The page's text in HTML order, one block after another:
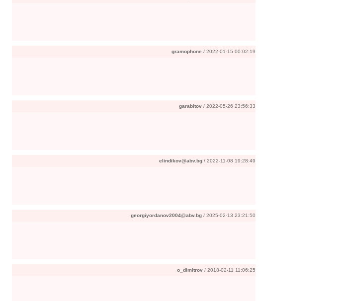
gramophone / 2022-01-15 00:02:19
garabitov / 2022-05-26 23:56:33
elindikov@abv.bg / 2022-11-08 19:28:49
georgiyordanov2004@abv.bg / 2025-02-13 23:21:50
o_dimitrov / 2018-02-11 11:06:25